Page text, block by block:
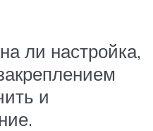
ли настройка,
и